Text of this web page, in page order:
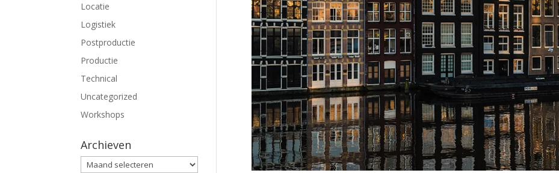
Locatie
Logistiek
Postproductie
Productie
Technical
Uncategorized
Workshops
Archieven
Archieven